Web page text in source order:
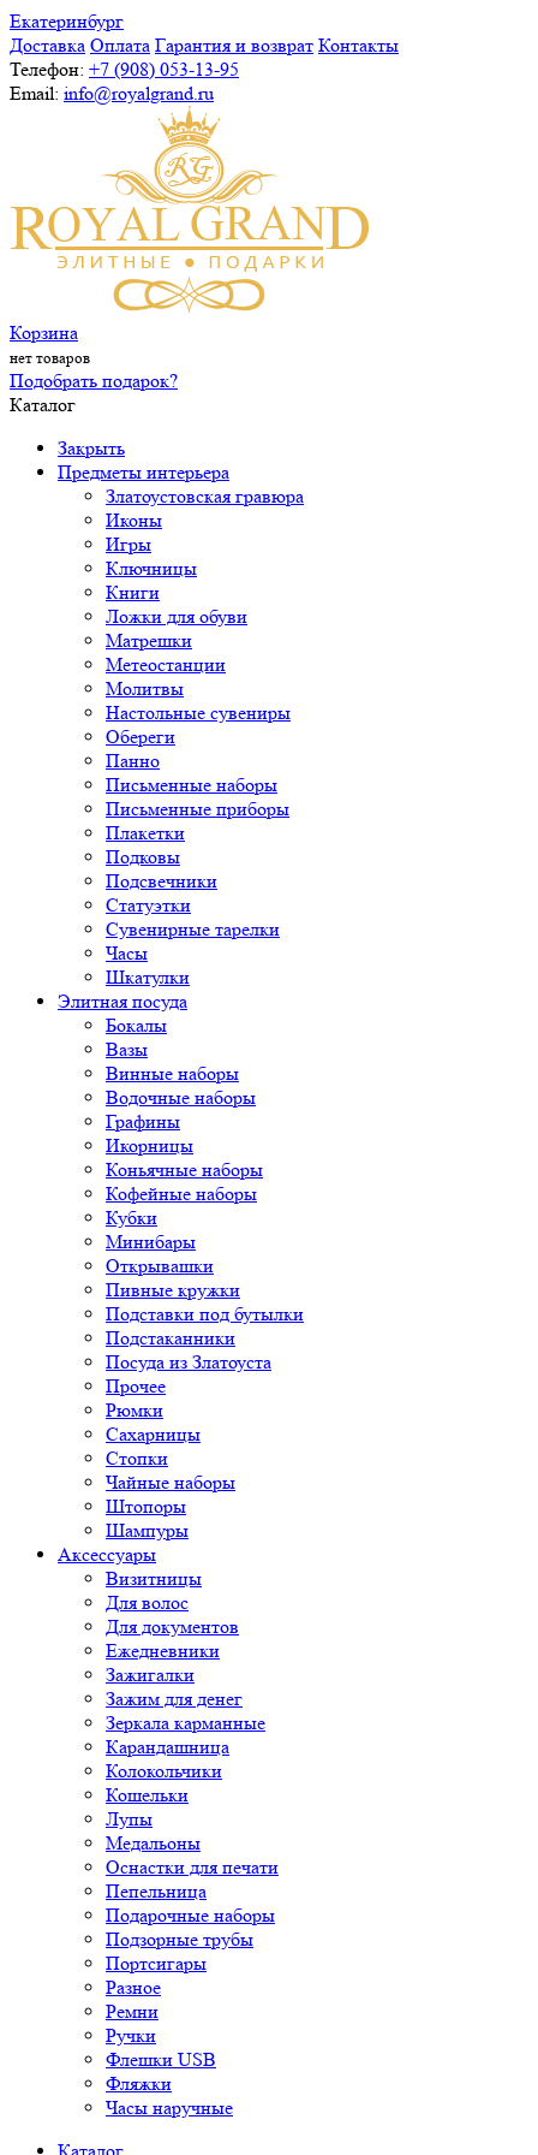
Екатеринбург
Доставка Оплата Гарантия и возврат Контакты
Телефон: +7 (908) 053-13-95
Email: info@royalgrand.ru
Корзина
нет товаров
Подобрать подарок?
Каталог
Закрыть
Предметы интерьера
Златоустовская гравюра
Иконы
Игры
Ключницы
Книги
Ложки для обуви
Матрешки
Метеостанции
Молитвы
Настольные сувениры
Обереги
Панно
Письменные наборы
Письменные приборы
Плакетки
Подковы
Подсвечники
Статуэтки
Сувенирные тарелки
Часы
Шкатулки
Элитная посуда
Бокалы
Вазы
Винные наборы
Водочные наборы
Графины
Икорницы
Коньячные наборы
Кофейные наборы
Кубки
Минибары
Открывашки
Пивные кружки
Подставки под бутылки
Подстаканники
Посуда из Златоуста
Прочее
Рюмки
Сахарницы
Стопки
Чайные наборы
Штопоры
Шампуры
Аксессуары
Визитницы
Для волос
Для документов
Ежедневники
Зажигалки
Зажим для денег
Зеркала карманные
Карандашница
Колокольчики
Кошельки
Лупы
Медальоны
Оснастки для печати
Пепельница
Подарочные наборы
Подзорные трубы
Портсигары
Разное
Ремни
Ручки
Флешки USB
Фляжки
Часы наручные